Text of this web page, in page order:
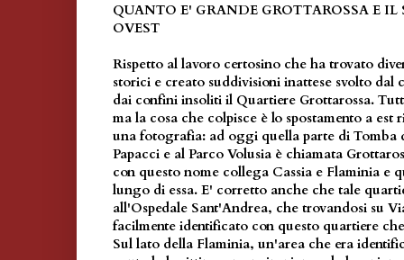
QUANTO E' GRANDE GROTTAROSSA E
OVEST
Rispetto al lavoro certosino che ha trovato
storici e creato suddivisioni inattese svolto dal
dai confini insoliti il Quartiere Grottarossa.
ma la cosa che colpisce è lo spostamento a est
una fotografia: ad oggi quella parte di Tomba
Papacci e al Parco Volusia è chiamata
con questo nome collega Cassia e Flaminia e
lungo di essa. E' corretto anche che tale
all'Ospedale Sant'Andrea, che trovandosi su
facilmente identificato con questo quartiere
Sul lato della Flaminia, un'area che era